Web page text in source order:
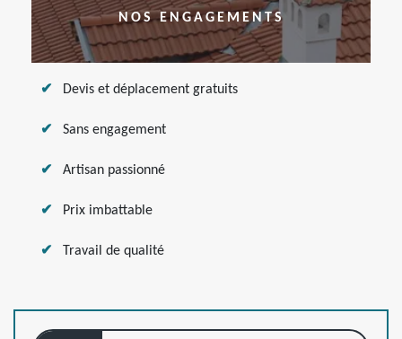
NOS ENGAGEMENTS
Devis et déplacement gratuits
Sans engagement
Artisan passionné
Prix imbattable
Travail de qualité